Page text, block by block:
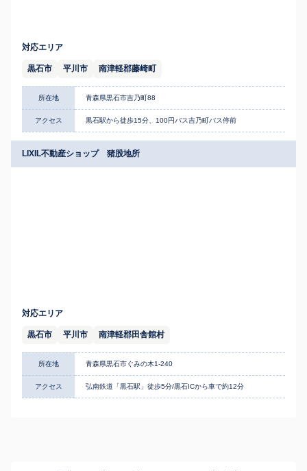
対応エリア
黒石市 平川市 南津軽郡藤崎町
所在地 青森県黒石市吉乃町88
アクセス 黒石駅から徒歩15分、100円バス吉乃町バス停前
LIXIL不動産ショップ 猪股地所
対応エリア
黒石市 平川市 南津軽郡田舎館村
所在地 青森県黒石市ぐみの木1-240
アクセス 弘南鉄道「黒石駅」徒歩5分/黒石ICから車で約12分